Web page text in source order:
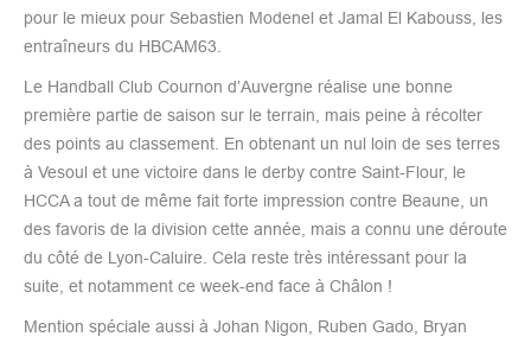
pour le mieux pour Sebastien Modenel et Jamal El Kabouss, les
entraîneurs du HBCAM63.
Le Handball Club Cournon d’Auvergne réalise une bonne
première partie de saison sur le terrain, mais peine à récolter
des points au classement. En obtenant un nul loin de ses terres
à Vesoul et une victoire dans le derby contre Saint-Flour, le
HCCA a tout de même fait forte impression contre Beaune, un
des favoris de la division cette année, mais a connu une déroute
du côté de Lyon-Caluire. Cela reste très intéressant pour la
suite, et notamment ce week-end face à Châlon !
Mention spéciale aussi à Johan Nigon, Ruben Gado, Bryan